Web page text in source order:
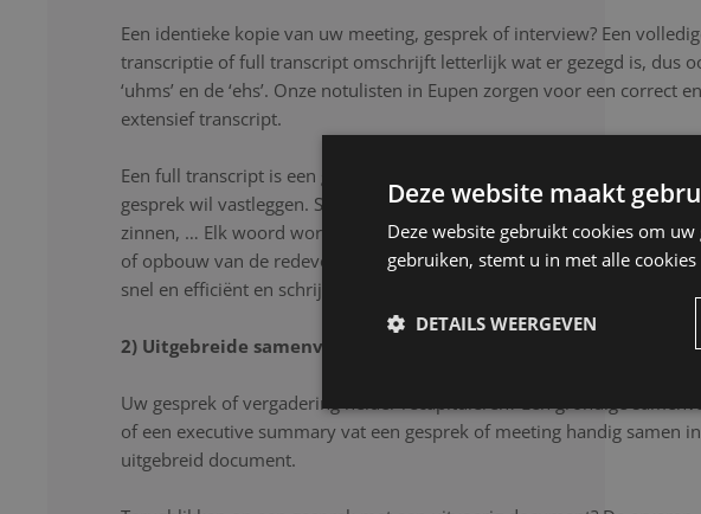
Een identieke kopie van uw meeting, gesprek of interview? Een
transcriptie of full transcript omschrijft letterlijk wat er gezegd is, dus
‘uhms’ en de ‘ehs’. Onze notulisten in Eupen zorgen voor een correct en
extensief transcript.
Een full transcript is een goede oplossing als u letterlijk elk detail van het
gesprek wil vastleggen. Stopwoorden, herhalingen, spreektaal of
zinnen, … Elk woord wordt nauwkeurig genoteerd, ongeacht de
of opbouw van de redevoering. Onze notulisten luisteren aandachtig,
snel en efficiënt en schrijven uw gesprek letter voor letter uit.
2) Uitgebreide samenvatting
Uw gesprek of vergadering helder recapituleren? Een grondige
of een executive summary vat een gesprek of meeting handig samen
uitgebreid document.
Deze website maakt
Deze website gebruikt cookies om
gebruiken, stemt u in met alle
DETAILS WEERGEVEN